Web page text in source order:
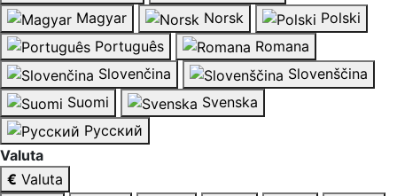
Magyar
Norsk
Polski
Português
Romana
Slovenčina
Slovenščina
Suomi
Svenska
Русский
Valuta
€ Valuta